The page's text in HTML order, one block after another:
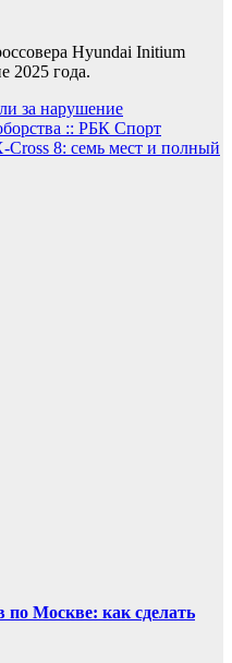
Hyundai Initium
2025 года.
за нарушение
:: РБК Спорт
Cross 8: семь мест и полный
по Москве: как сделать